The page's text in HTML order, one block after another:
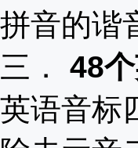
拼音的谐
三． 48
英语音标